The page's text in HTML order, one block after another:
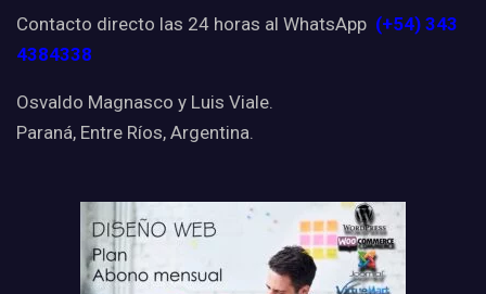
Contacto directo las 24 horas al WhatsApp (+54) 343
4384338
Osvaldo Magnasco y Luis Viale.
Paraná, Entre Ríos, Argentina.